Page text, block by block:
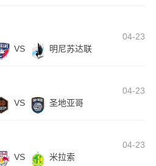
04-23
VS 明尼苏达联
04-23
VS 圣地亚哥
04-23
VS 米拉索